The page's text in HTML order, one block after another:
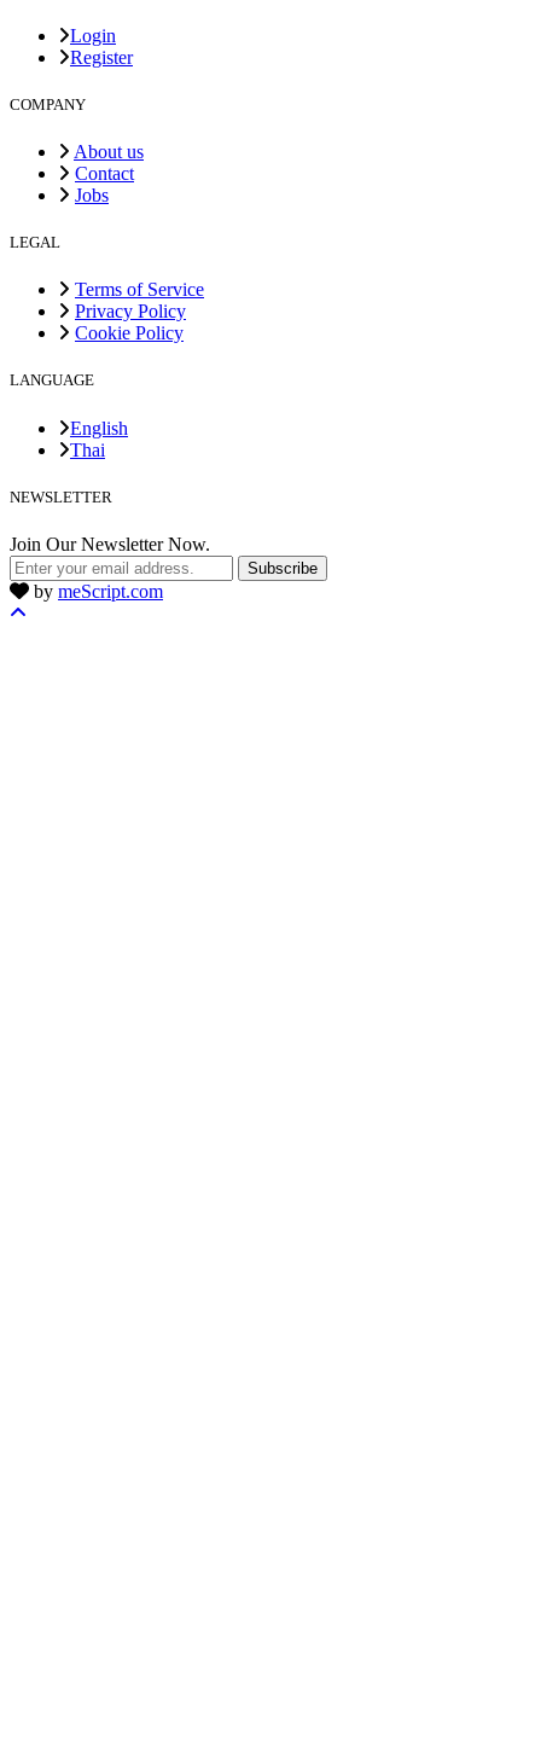
Login
Register
COMPANY
About us
Contact
Jobs
LEGAL
Terms of Service
Privacy Policy
Cookie Policy
LANGUAGE
English
Thai
NEWSLETTER
Join Our Newsletter Now.
Subscribe
by meScript.com